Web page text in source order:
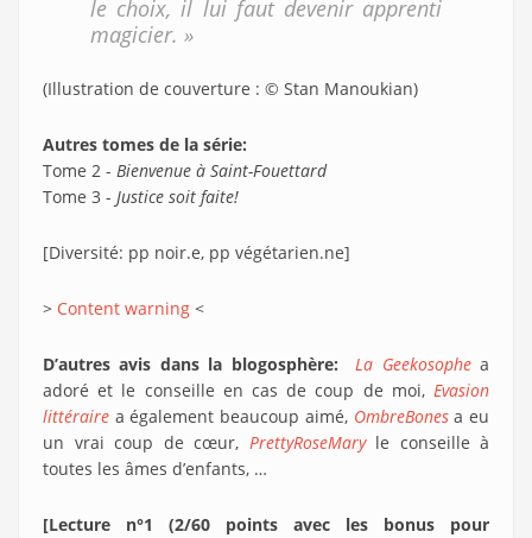
le choix, il lui faut devenir apprenti
magicier. »
(Illustration de couverture : © Stan Manoukian)
Autres tomes de la série:
Tome 2 - Bienvenue à Saint-Fouettard
Tome 3 - Justice soit faite!
[Diversité: pp noir.e, pp végétarien.ne]
> Content warning <
D’autres avis dans la blogosphère: La Geekosophea
adoré et le conseille en cas de coup de moi, Evasion
littéraire a également beaucoup aimé, OmbreBonesa eu
un vrai coup de cœur, PrettyRoseMaryle conseille à
toutes les âmes d’enfants, …
[Lecture n°1 (2/60 points avec les bonus pour